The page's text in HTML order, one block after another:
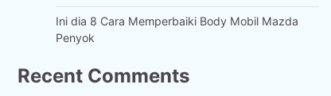
Ini dia 8 Cara Memperbaiki Body Mobil Mazda
Penyok
Recent Comments